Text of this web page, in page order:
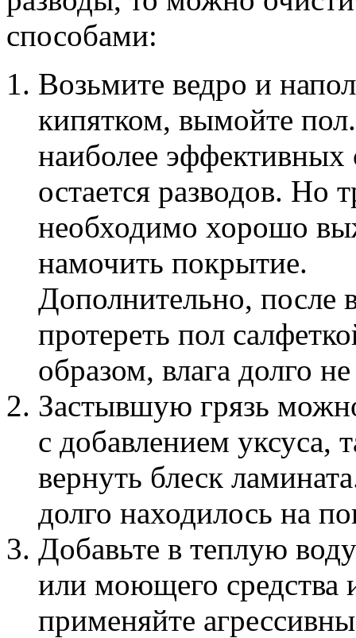
способами:
Возьмите ведро и
кипятком, вымойте
наиболее эффективных
остается разводов. Но
необходимо хорошо
намочить покрытие.
Дополнительно,
протереть пол
образом, влага долго
Застывшую грязь
с добавлением уксуса,
вернуть блеск
долго находилось на
Добавьте в теплую
или моющего средства
применяйте